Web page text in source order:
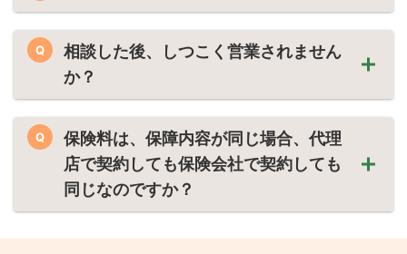
Q
相談した後、しつこく営業されません
か？
Q
保険料は、保障内容が同じ場合、代理
店で契約しても保険会社で契約しても
同じなのですか？